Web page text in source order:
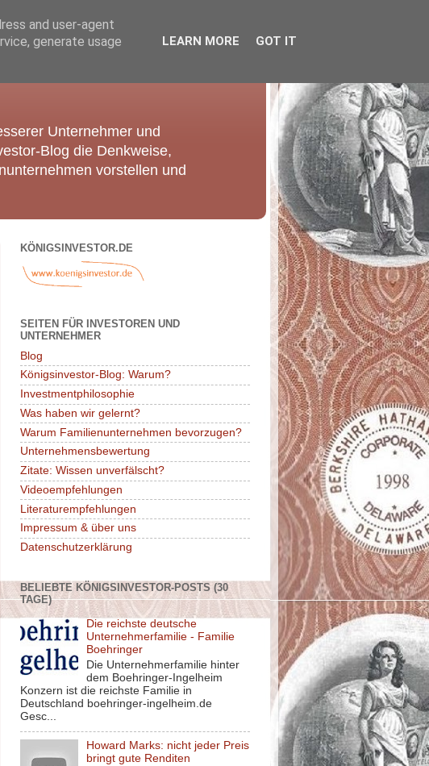
Unternehmer und
Blog die Denkweise,
vorstellen und
KÖNIGSINVESTOR.DE
SEITEN FÜR INVESTOREN UND
UNTERNEHMER
Blog
Königsinvestor-Blog: Warum?
Investmentphilosophie
Was haben wir gelernt?
Warum Familienunternehmen bevorzugen?
Unternehmensbewertung
Zitate: Wissen unverfälscht?
Videoempfehlungen
Literaturempfehlungen
Impressum & über uns
Datenschutzerklärung
BELIEBTE KÖNIGSINVESTOR-POSTS (30
TAGE)
Die reichste deutsche
Unternehmerfamilie - Familie
Boehringer
Die Unternehmerfamilie hinter
dem Boehringer-Ingelheim
Konzern ist die reichste Familie in
Deutschland boehringer-ingelheim.de
Gesc...
Howard Marks: nicht jeder Preis
bringt gute Renditen
and user-agent
generate usage
LEARN MORE GOT IT